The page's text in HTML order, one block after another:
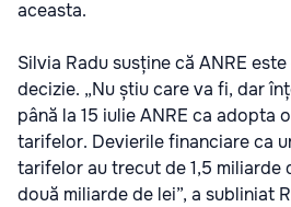
aceasta.
Silvia Radu susține că ANRE
decizie. „Nu știu care va fi, dar
până la 15 iulie ANRE ca adopta
tarifelor. Devierile financiare ca
tarifelor au trecut de 1,5 miliarde
două miliarde de lei”, a subliniat